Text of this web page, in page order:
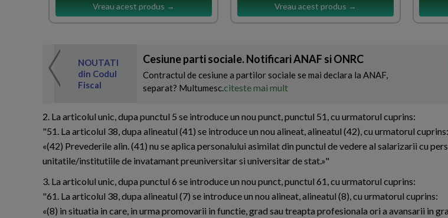
Vreau acest produs → Vreau acest produs →
NOUTATI
din Codul
Fiscal
Cesiune parti sociale. Notificari ANAF si ONRC
Contractul de cesiune a partilor sociale se mai declara la ANAF,
separat? Multumesc.citeste mai mult
2. La articolul unic, dupa punctul 5 se introduce un nou punct, punctul 51, cu urmatorul cuprins:
"51. La articolul 38, dupa alineatul (41) se introduce un nou alineat, alineatul (42), cu urmatorul cuprins:
«(42) Prevederile alin. (41) nu se aplica personalului asimilat din punctul de vedere al salarizarii cu
unitatile/institutiile de invatamant preuniversitar si universitar de stat.»"
3. La articolul unic, dupa punctul 6 se introduce un nou punct, punctul 61, cu urmatorul cuprins:
"61. La articolul 38, dupa alineatul (7) se introduce un nou alineat, alineatul (8), cu urmatorul cuprins:
«(8) in situatia in care, in urma promovarii in functie, grad sau treapta profesionala ori a avansarii in